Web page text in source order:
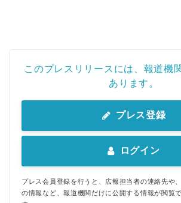
このプレスリリースには、報道機
あります。
プレス登録
ログイン
プレス会員登録を行うと、広報担当者の連絡先や
の情報など、報道機関だけに公開する情報が閲覧